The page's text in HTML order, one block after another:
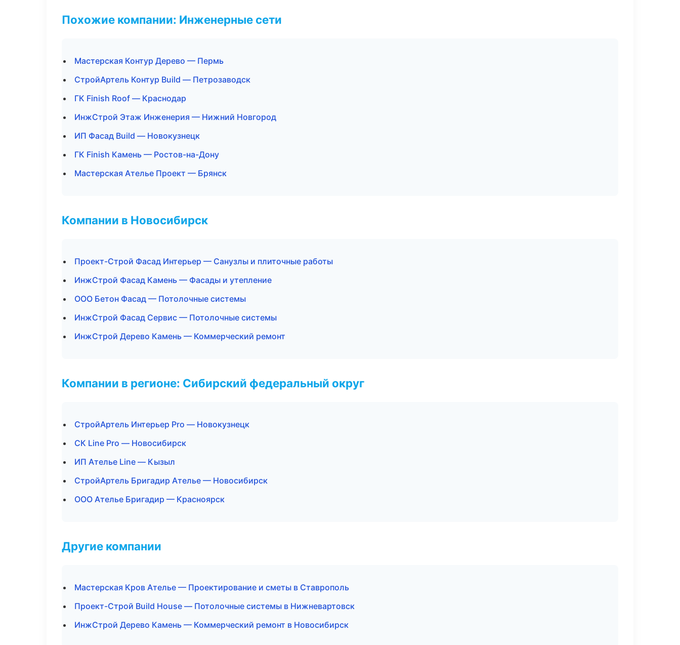
Похожие компании: Инженерные сети
Мастерская Контур Дерево — Пермь
СтройАртель Контур Build — Петрозаводск
ГК Finish Roof — Краснодар
ИнжСтрой Этаж Инженерия — Нижний Новгород
ИП Фасад Build — Новокузнецк
ГК Finish Камень — Ростов-на-Дону
Мастерская Ателье Проект — Брянск
Компании в Новосибирск
Проект-Строй Фасад Интерьер — Санузлы и плиточные работы
ИнжСтрой Фасад Камень — Фасады и утепление
ООО Бетон Фасад — Потолочные системы
ИнжСтрой Фасад Сервис — Потолочные системы
ИнжСтрой Дерево Камень — Коммерческий ремонт
Компании в регионе: Сибирский федеральный округ
СтройАртель Интерьер Pro — Новокузнецк
СК Line Pro — Новосибирск
ИП Ателье Line — Кызыл
СтройАртель Бригадир Ателье — Новосибирск
ООО Ателье Бригадир — Красноярск
Другие компании
Мастерская Кров Ателье — Проектирование и сметы в Ставрополь
Проект-Строй Build House — Потолочные системы в Нижневартовск
ИнжСтрой Дерево Камень — Коммерческий ремонт в Новосибирск